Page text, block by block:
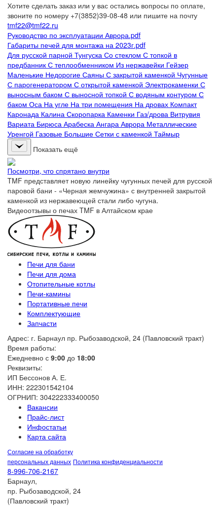
Хотите сделать заказ или у вас остались вопросы по оплате,
звоните по номеру +7(3852)39-08-48 или пишите на почту
tmf22@tmf22.ru
Руководство по эксплуатации Аврора.pdf
Габариты печей для монтажа на 2023г.pdf
Для русской парной Тунгуска Со стеклом С топкой в
предбанник С теплообменником Из нержавейки Гейзер
Маленькие Недорогие Саяны С закрытой каменкой Чугунные
С парогенератором С открытой каменкой Электрокаменки С
выносным баком С выносной топкой С водяным контуром С
баком Оса На угле На три помещения На дровах Компакт
Каронада Калина Скоропарка Каменки Газ/дрова Витрувия
Вариата Бирюса Арабеска Ангара Аврора Металлические
Уренгой Газовые Большие Сетки с каменкой Таймыр
Показать ещё
Посмотри, что спрятано внутри
TMF представляет новую линейку чугунных печей для русской
паровой бани - «Черная жемчужина» с внутренней закрытой
каменкой из нержавеющей стали либо чугуна.
Видеоотзывы о печах TMF в Алтайском крае
Печи для бани
Печи для дома
Отопительные котлы
Печи-камины
Портативные печи
Комплектующие
Запчасти
Адрес: г. Барнаул пр. Рыбозаводской, 24 (Павловский тракт)
Время работы:
Ежедневно с 9:00 до 18:00
Реквизиты:
ИП Бессонов А. Е.
ИНН: 222301542104
ОГРНИП: 304222333400050
Вакансии
Прайс-лист
Инфостатьи
Карта сайта
Согласие на обработку
персональных данных Политика конфиденциальности
8-996-706-2167
Барнаул,
пр. Рыбозаводской, 24
(Павловский тракт)